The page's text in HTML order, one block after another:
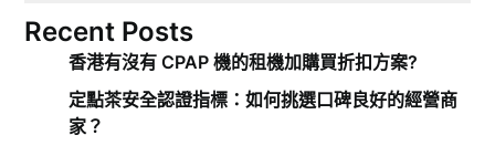
Recent Posts
香港有沒有 CPAP 機的租機加購買折扣方案?
定點茶安全認證指標：如何挑選口碑良好的經營商
家？